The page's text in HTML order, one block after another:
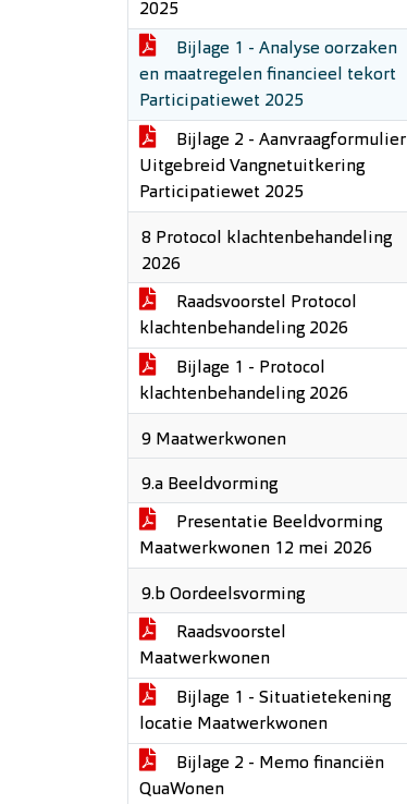
2025
Bijlage 1 - Analyse oorzaken
en maatregelen financieel tekort
Participatiewet 2025
Bijlage 2 - Aanvraagformulier
Uitgebreid Vangnetuitkering
Participatiewet 2025
8 Protocol klachtenbehandeling
2026
Raadsvoorstel Protocol
klachtenbehandeling 2026
Bijlage 1 - Protocol
klachtenbehandeling 2026
9 Maatwerkwonen
9.a Beeldvorming
Presentatie Beeldvorming
Maatwerkwonen 12 mei 2026
9.b Oordeelsvorming
Raadsvoorstel
Maatwerkwonen
Bijlage 1 - Situatietekening
locatie Maatwerkwonen
Bijlage 2 - Memo financiën
QuaWonen